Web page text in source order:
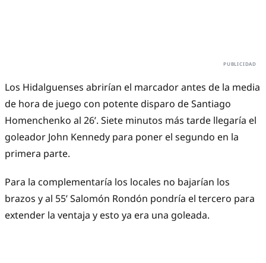
Los Hidalguenses abrirían el marcador antes de la media
de hora de juego con potente disparo de Santiago
Homenchenko al 26’. Siete minutos más tarde llegaría el
goleador John Kennedy para poner el segundo en la
primera parte.
Para la complementaría los locales no bajarían los
brazos y al 55’ Salomón Rondón pondría el tercero para
extender la ventaja y esto ya era una goleada.